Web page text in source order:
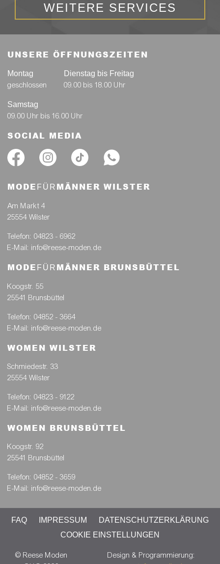
WEITERE SERVICES
UNSERE ÖFFNUNGSZEITEN
Montag
geschlossen
Dienstag bis Freitag
09.00 bis 18.00 Uhr
Samstag
09.00 Uhr bis 16.00 Uhr
SOCIAL MEDIA
MODE FÜR MÄNNER WILSTER
Am Markt 4
25554 Wilster
Telefon: 04823 - 6962
E-Mail: info@reese-moden.de
MODE FÜR MÄNNER BRUNSBÜTTEL
Koogstr. 55
25541 Brunsbüttel
Telefon: 04852 - 3664
E-Mail: info@reese-moden.de
WOMEN WILSTER
Schmiedestr. 33
25554 Wilster
Telefon: 04823 - 9122
E-Mail: info@reese-moden.de
WOMEN BRUNSBÜTTEL
Koogstr. 92
25541 Brunsbüttel
Telefon: 04852 - 3659
E-Mail: info@reese-moden.de
FAQ IMPRESSUM
DATENSCHUTZERKLÄRUNG
COOKIE EINSTELLUNGEN
© Reese Moden
Design & Programmierung: